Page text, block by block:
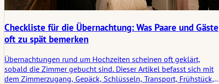
Checkliste für die Übernachtung: Was Paare und Gäste
oft zu spät bemerken
Übernachtungen rund um Hochzeiten scheinen oft geklärt,
sobald die Zimmer gebucht sind. Dieser Artikel befasst sich mit
dem Zimmerzugang, Gepäck, Schlüsseln, Transport, Frühstück,